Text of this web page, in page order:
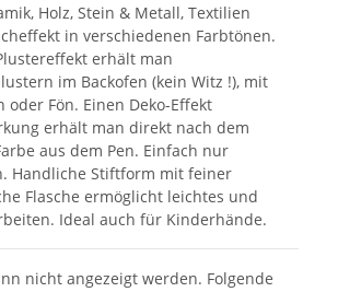
Holz, Stein & Metall, Textilien
in verschiedenen Farbtönen.
erhält man
im Backofen (kein Witz !), mit
oder Fön. Einen Deko-Effekt
erhält man direkt nach dem
aus dem Pen. Einfach nur
Handliche Stiftform mit feiner
Flasche ermöglicht leichtes und
Ideal auch für Kinderhände.
nicht angezeigt werden. Folgende